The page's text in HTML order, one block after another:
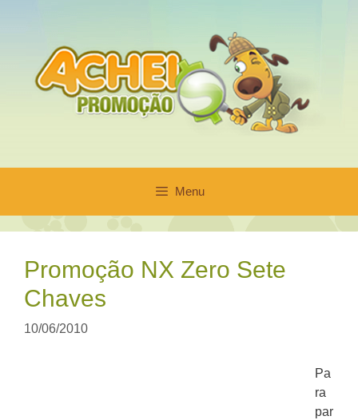
conteúdo
Menu
Promoção NX Zero Sete
Chaves
10/06/2010
Pa
ra
par